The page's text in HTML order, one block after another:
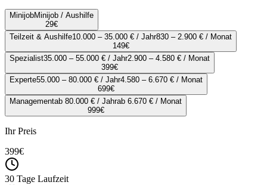
MinijobMinijob / Aushilfe
29€
Teilzeit & Aushilfe10.000 – 35.000 € / Jahr830 – 2.900 € / Monat
149€
Spezialist35.000 – 55.000 € / Jahr2.900 – 4.580 € / Monat
399€
Experte55.000 – 80.000 € / Jahr4.580 – 6.670 € / Monat
699€
Managementab 80.000 € / Jahrab 6.670 € / Monat
999€
Ihr Preis
399€
30 Tage Laufzeit